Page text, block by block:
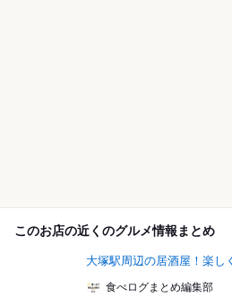
このお店の近くのグルメ情報まとめ
大塚駅周辺の居酒屋！楽し
食べログまとめ編集部